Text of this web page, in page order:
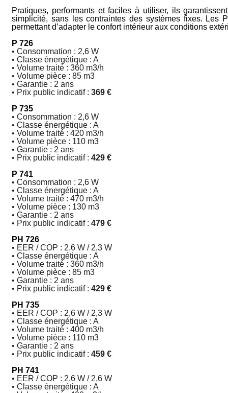
Pratiques, performants et faciles à utiliser, ils
simplicité, sans les contraintes des systèmes fixes. Les
permettant d’adapter le confort intérieur aux conditions
P 726
• Consommation : 2,6 W
• Classe énergétique : A
• Volume traité : 360 m3/h
• Volume pièce : 85 m3
• Garantie : 2 ans
• Prix public indicatif : 369 €
P 735
• Consommation : 2,6 W
• Classe énergétique : A
• Volume traité : 420 m3/h
• Volume pièce : 110 m3
• Garantie : 2 ans
• Prix public indicatif : 429 €
P 741
• Consommation : 2,6 W
• Classe énergétique : A
• Volume traité : 470 m3/h
• Volume pièce : 130 m3
• Garantie : 2 ans
• Prix public indicatif : 479 €
PH 726
• EER / COP : 2,6 W / 2,3 W
• Classe énergétique : A
• Volume traité : 360 m3/h
• Volume pièce : 85 m3
• Garantie : 2 ans
• Prix public indicatif : 429 €
PH 735
• EER / COP : 2,6 W / 2,3 W
• Classe énergétique : A
• Volume traité : 400 m3/h
• Volume pièce : 110 m3
• Garantie : 2 ans
• Prix public indicatif : 459 €
PH 741
• EER / COP : 2,6 W / 2,6 W
• Classe énergétique : A